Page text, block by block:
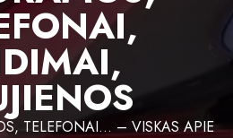
TELEFONAI… – VISKAS APIE